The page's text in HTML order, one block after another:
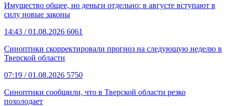
Имущество общее, но деньги отдельно: в августе вступают в
силу новые законы
14:43 / 01.08.2026 6061
Синоптики скорректировали прогноз на следующую неделю в
Тверской области
07:19 / 01.08.2026 5750
Синоптики сообщили, что в Тверской области резко
похолодает